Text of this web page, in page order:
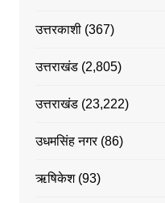
उत्तरकाशी(367)
उत्तराखंड(2,805)
उत्तराखंड(23,222)
उधमसिंह नगर(86)
ऋषिकेश(93)